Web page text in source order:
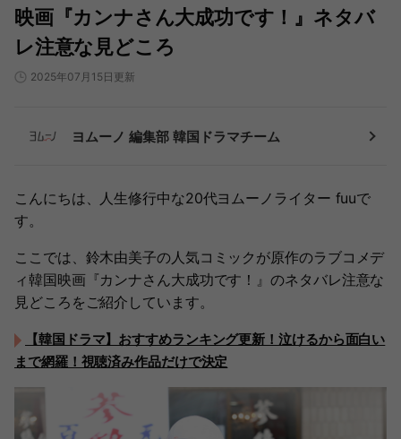
映画『カンナさん大成功です！』ネタバ
レ注意な見どころ
2025年07月15日更新
ヨムーノ 編集部 韓国ドラマチーム
こんにちは、人生修行中な20代ヨムーノライター fuuで
す。
ここでは、鈴木由美子の人気コミックが原作のラブコメデ
ィ韓国映画『カンナさん大成功です！』のネタバレ注意な
見どころをご紹介しています。
【韓国ドラマ】おすすめランキング更新！泣けるから面白い
まで網羅！視聴済み作品だけで決定